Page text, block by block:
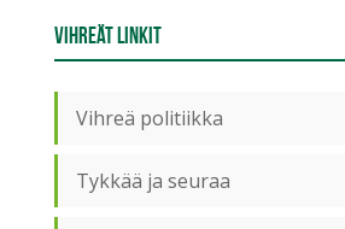
Vihreät linkit
Vihreä politiikka
Tykkää ja seuraa